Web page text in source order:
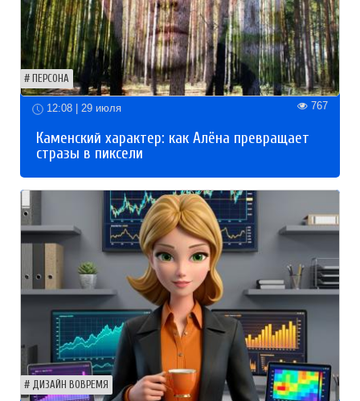
ПЕРСОНА
12:08 | 29 июля 767
Каменский характер: как Алёна превращает
стразы в пиксели
ДИЗАЙН ВОВРЕМЯ